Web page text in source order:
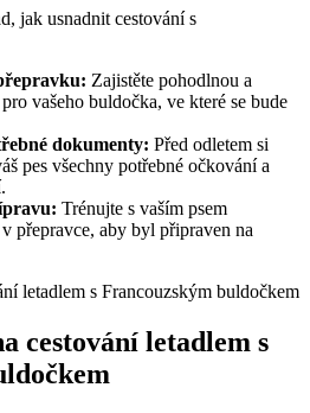
jak usnadnit cestování s
Zajistěte pohodlnou a
vašeho buldočka, ve které se bude
dokumenty: Před odletem si
pes všechny potřebné očkování a
Trénujte s vaším psem
přepravce, aby byl připraven na
cestování letadlem s